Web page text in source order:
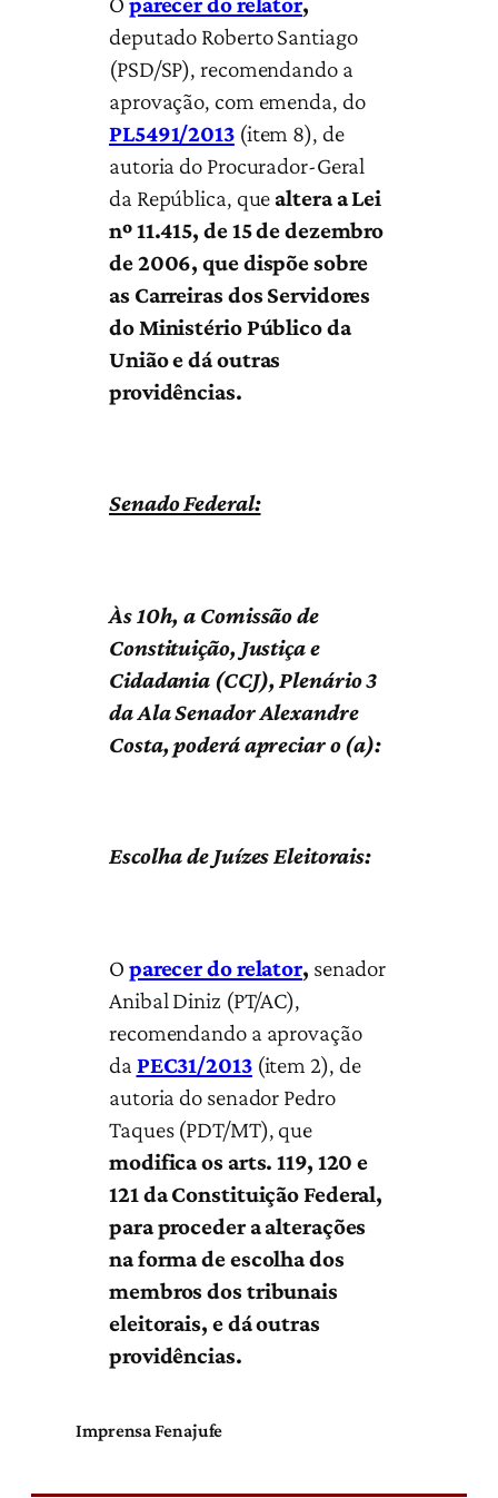
deputado Roberto Santiago
(PSD/SP), recomendando a
aprovação, com emenda, do
PL5491/2013(item 8), de
autoria do Procurador-Geral
da República, quealtera a Lei
nº 11.415, de 15 de dezembro
de 2006, que dispõe sobre
as Carreiras dos Servidores
do Ministério Público da
União e dá outras
providências.
Senado Federal:
Às 10h, a Comissão de
Constituição, Justiça e
Cidadania (CCJ), Plenário 3
da Ala Senador Alexandre
Costa, poderá apreciar o (a):
Escolha de Juízes Eleitorais:
O parecer do relator, senador
Anibal Diniz (PT/AC),
recomendando a aprovação
da PEC31/2013 (item 2), de
autoria do senador Pedro
Taques (PDT/MT), que
modifica os arts. 119, 120 e
121 da Constituição Federal,
para proceder a alterações
na forma de escolha dos
membros dos tribunais
eleitorais, e dá outras
providências.
Imprensa Fenajufe